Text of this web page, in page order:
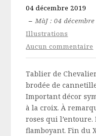
04 décembre 2019
–MàJ : 04
Illustrations
Aucun commentaire
Tablier de
brodée de
Important décor
à la croix. À
roses qui
flamboyant. Fin du